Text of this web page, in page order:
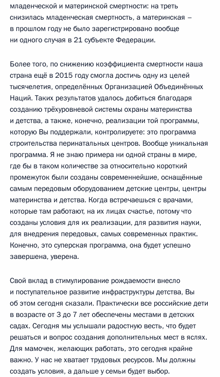
младенческой и материнской смертности: на треть
снизилась младенческая смертность, а материнская –
в прошлом году не было зарегистрировано вообще
ни одного случая в 21 субъекте Федерации.
Более того, по снижению коэффициента смертности наша
страна ещё в 2015 году смогла достичь одну из целей
тысячелетия, определённых Организацией Объединённых
Наций. Таких результатов удалось добиться благодаря
созданию трёхуровневой системы охраны материнства
и детства, а также, конечно, реализации той программы,
которую Вы поддержали, контролируете: это программа
строительства перинатальных центров. Вообще уникальная
программа. Я не знаю примера ни одной страны в мире,
где бы в таком количестве за относительно короткий
промежуток были созданы современнейшие, оснащённые
самым передовым оборудованием детские центры, центры
материнства и детства. Когда встречаешься с врачами,
которые там работают, на их лицах счастье, потому что
созданы условия для их реализации, для развития науки,
для внедрения передовых, самых современных практик.
Конечно, это суперская программа, она будет успешно
завершена, уверена.
Свой вклад в стимулирование рождаемости внесло
и поступательное развитие инфраструктуры детства, Вы
об этом сегодня сказали. Практически все российские дети
в возрасте от 3 до 7 лет обеспечены местами в детских
садах. Сегодня мы услышали радостную весть, что будет
решаться и вопрос создания дополнительных мест в яслях.
Для мамочек, желающих работать, это сегодня крайне
важно. У нас не хватает трудовых ресурсов. Мы должны
создать условия, а дальше у семьи будет выбор.